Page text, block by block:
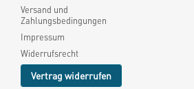
Versand und
Zahlungsbedingungen
Impressum
Widerrufsrecht
Vertrag widerrufen